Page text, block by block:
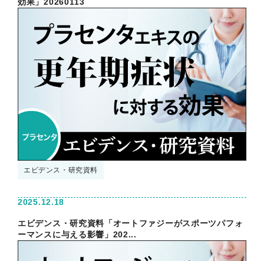
効果」20260113
エビデンス・研究資料
2025.12.18
エビデンス・研究資料「オートファジーがスポーツパフォ
ーマンスに与える影響」202...